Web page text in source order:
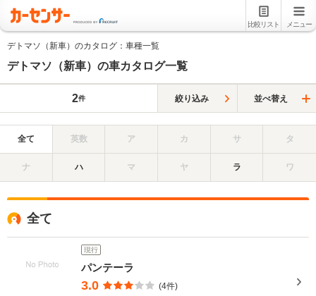
比較リスト メニュー
デトマソ（新車）のカタログ：車種一覧
デトマソ（新車）の車カタログ一覧
2件 絞り込み 並べ替え
全て 英数 ア カ サ タ
ナ ハ マ ヤ ラ ワ
全て
現行
パンテーラ
3.0 (4件)